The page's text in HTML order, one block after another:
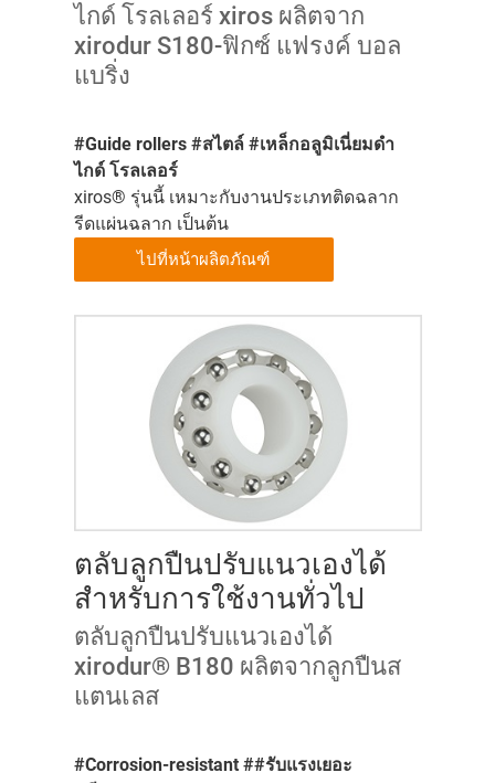
ไกด์ โรลเลอร์ xiros ผลิตจาก
xirodur S180-ฟิกซ์ แฟรงค์ บอล
แบริ่ง
#Guide rollers #สไตล์ #เหล็กอลูมิเนี่ยมดำ
ไกด์ โรลเลอร์
xiros® รุ่นนี้ เหมาะกับงานประเภทติดฉลาก
รีดแผ่นฉลาก เป็นต้น
ไปที่หน้าผลิตภัณฑ์
ตลับลูกปืนปรับแนวเองได้
สำหรับการใช้งานทั่วไป
ตลับลูกปืนปรับแนวเองได้
xirodur® B180 ผลิตจากลูกปืนส
แตนเลส
#Corrosion-resistant ##รับแรงเยอะ